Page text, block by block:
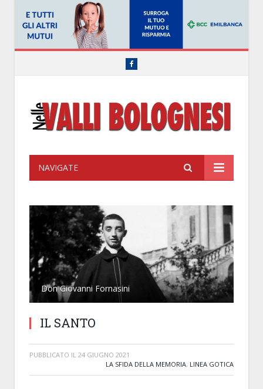
Facebook
NAVIGATE
Don Giovanni Fornasini
IL SANTO
PUBBLICATO IL 24 GIUGNO 2021
LA SFIDA DELLA MEMORIA, LINEA GOTICA